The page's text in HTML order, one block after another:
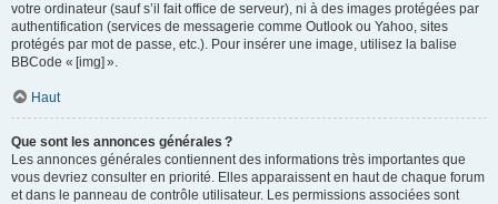
votre ordinateur (sauf s’il fait office de serveur), ni à des images protégées par
authentification (services de messagerie comme Outlook ou Yahoo, sites
protégés par mot de passe, etc.). Pour insérer une image, utilisez la balise
BBCode « [img] ».
Haut
Que sont les annonces générales ?
Les annonces générales contiennent des informations très importantes que
vous devriez consulter en priorité. Elles apparaissent en haut de chaque forum
et dans le panneau de contrôle utilisateur. Les permissions associées sont